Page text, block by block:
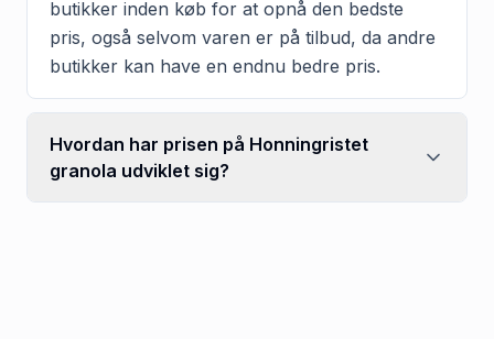
butikker inden køb for at opnå den bedste
pris, også selvom varen er på tilbud, da andre
butikker kan have en endnu bedre pris.
Hvordan har prisen på Honningristet
granola udviklet sig?